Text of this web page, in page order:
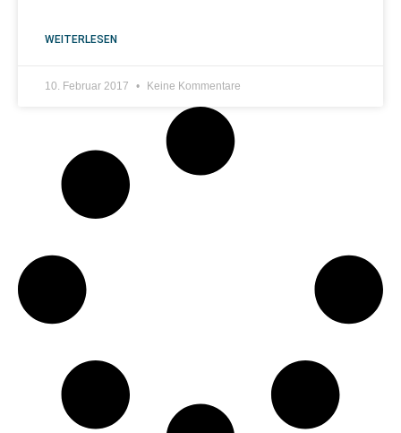
WEITERLESEN
10. Februar 2017 Keine Kommentare